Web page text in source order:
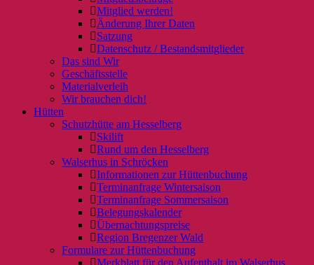
Mitglied werden!
Änderung Ihrer Daten
Satzung
Datenschutz / Bestandsmitglieder
Das sind Wir
Geschäftsstelle
Materialverleih
Wir brauchen dich!
Hütten
Schutzhütte am Hesselberg
Skilift
Rund um den Hesselberg
Walserhus in Schröcken
Informationen zur Hüttenbuchung
Terminanfrage Wintersaison
Terminanfrage Sommersaison
Belegungskalender
Übernachtungspreise
Region Bregenzer Wald
Formulare zur Hüttenbuchung
Merkblatt für den Aufenthalt im Walserhus